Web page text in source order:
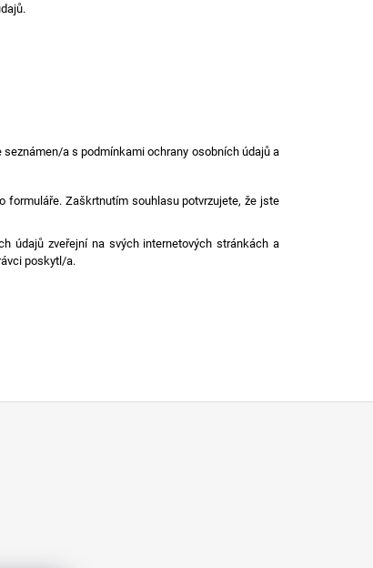
a s podmínkami ochrany osobních údajů a
formuláře. Zaškrtnutím souhlasu potvrzujete, že jste
údajů zveřejní na svých internetových stránkách a
poskytl/a.